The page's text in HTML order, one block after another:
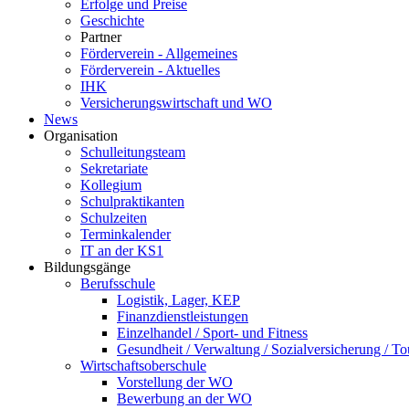
Erfolge und Preise
Geschichte
Partner
Förderverein - Allgemeines
Förderverein - Aktuelles
IHK
Versicherungswirtschaft und WO
News
Organisation
Schulleitungsteam
Sekretariate
Kollegium
Schulpraktikanten
Schulzeiten
Terminkalender
IT an der KS1
Bildungsgänge
Berufsschule
Logistik, Lager, KEP
Finanzdienstleistungen
Einzelhandel / Sport- und Fitness
Gesundheit / Verwaltung / Sozialversicherung /
Wirtschaftsoberschule
Vorstellung der WO
Bewerbung an der WO